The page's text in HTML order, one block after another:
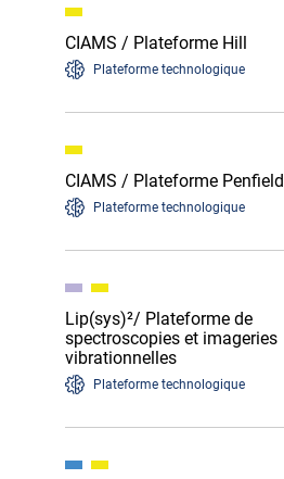
CIAMS / Plateforme Hill
Plateforme technologique
CIAMS / Plateforme Penfield
Plateforme technologique
Lip(sys)²/ Plateforme de
spectroscopies et imageries
vibrationnelles
Plateforme technologique